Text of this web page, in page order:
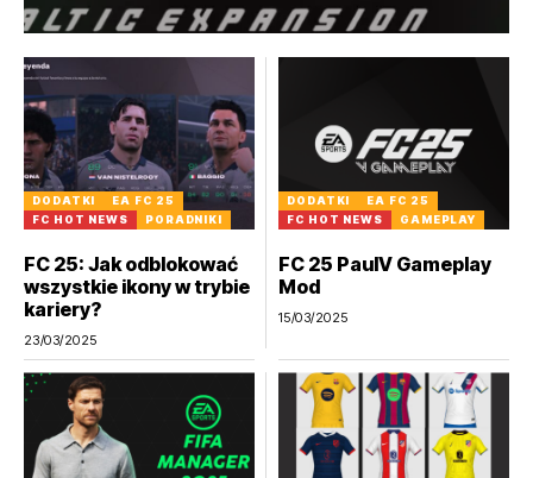
DODATKI
EA FC 25
FC HOT NEWS
PORADNIKI
FC 25: Jak odblokować
wszystkie ikony w trybie
kariery?
23/03/2025
DODATKI
EA FC 25
FC HOT NEWS
GAMEPLAY
FC 25 PaulV Gameplay
Mod
15/03/2025